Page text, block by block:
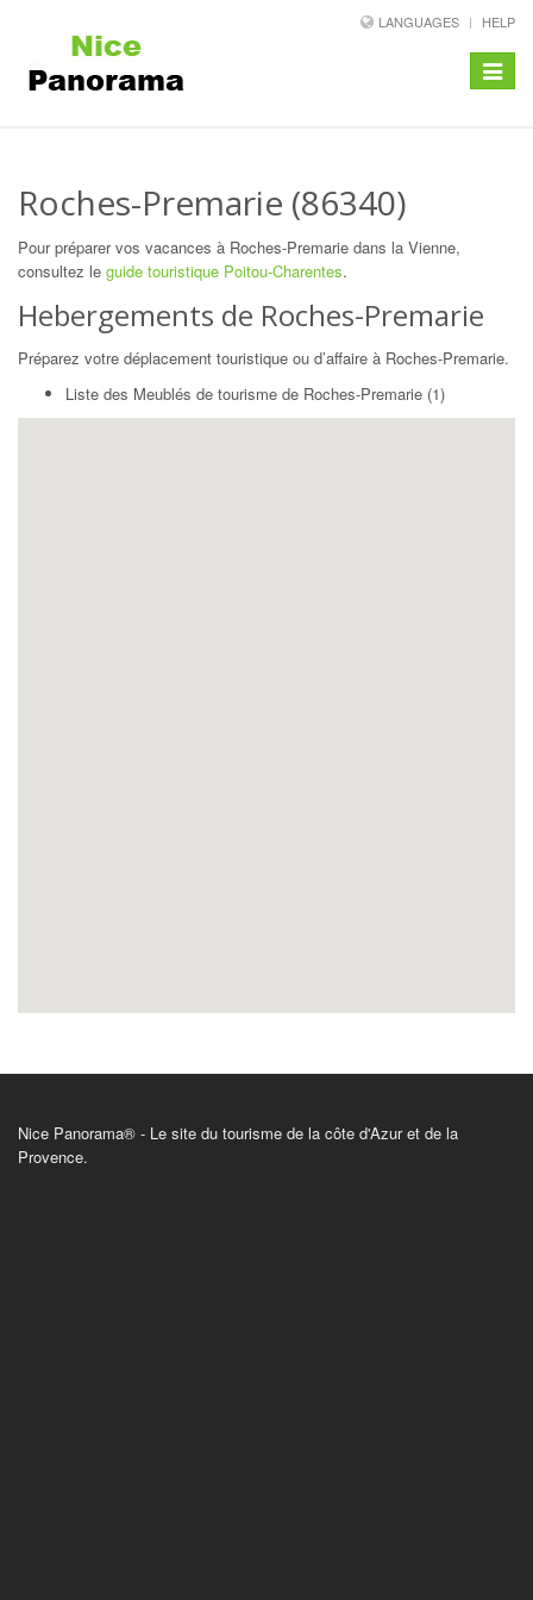
LANGUAGES HELP
Toggle
Roches-Premarie (86340)
Pour préparer vos vacances à Roches-Premarie dans la Vienne,
consultez le guide touristique Poitou-Charentes.
Hebergements de Roches-Premarie
Préparez votre déplacement touristique ou d’affaire à Roches-Premarie.
Liste des Meublés de tourisme de Roches-Premarie (1)
Nice Panorama® - Le site du tourisme de la côte d'Azur et de la
Provence.